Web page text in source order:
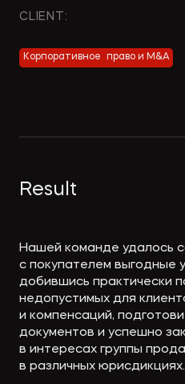
CLIENT:
Корпоративное право и M&A
Result
Нашей команде удалось
с покупателем выгодные
добившись практически
недопустимых для
и компенсаций,
документов и успешно
в интересах группы
в различных юрисдикциях.